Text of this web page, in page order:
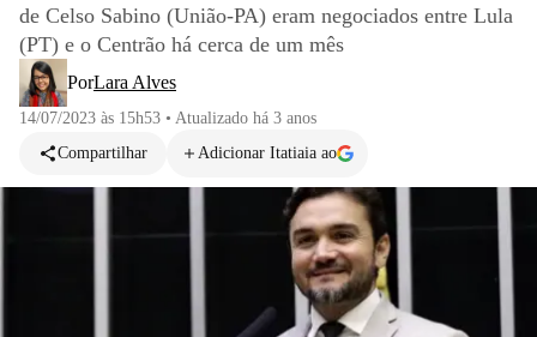
de Celso Sabino (União-PA) eram negociados entre Lula
(PT) e o Centrão há cerca de um mês
PorLara Alves
14/07/2023 às 15h53 • Atualizado há 3 anos
Compartilhar
Adicionar Itatiaia ao